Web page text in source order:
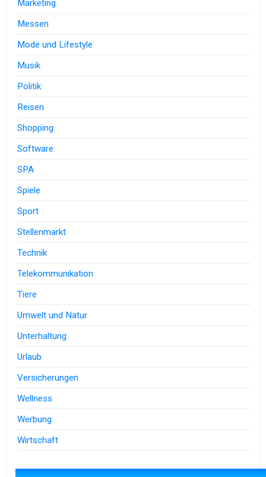
Marketing
Messen
Mode und Lifestyle
Musik
Politik
Reisen
Shopping
Software
SPA
Spiele
Sport
Stellenmarkt
Technik
Telekommunikation
Tiere
Umwelt und Natur
Unterhaltung
Urlaub
Versicherungen
Wellness
Werbung
Wirtschaft